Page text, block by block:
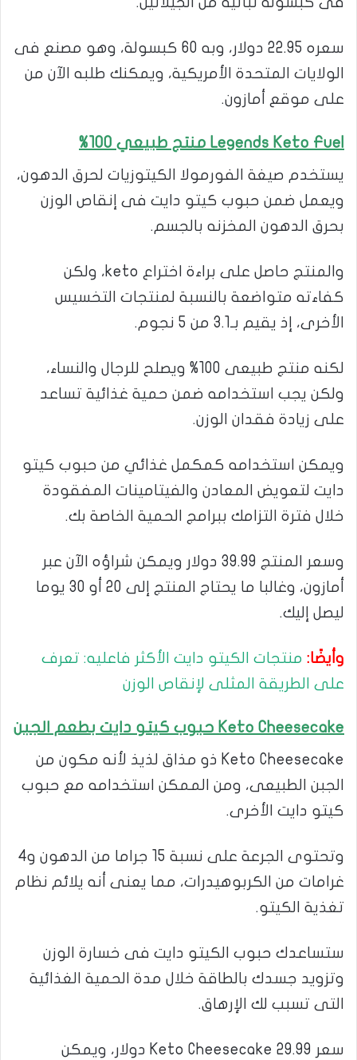
سعره 22.95 دولار، وبه 60 كبسولة، وهو مصنع فى
الولايات المتحدة الأمريكية، ويمكنك طلبه الآن من
على موقع أمازون.
Legends Keto Fuel منتج طبيعي 100%
يستخدم صيغة الفورمولا الكيتوزيات لحرق الدهون،
ويعمل ضمن حبوب كيتو دايت فى إنقاص الوزن
بحرق الدهون المخزنه بالجسم.
والمنتج حاصل على براءة اختراع keto، ولكن
كفاءته متواضعة بالنسبة لمنتجات التخسيس
الأخرى، إذ يقيم بـ3.1 من 5 نجوم.
لكنه منتج طبيعى 100% ويصلح للرجال والنساء،
ولكن يجب استخدامه ضمن حمية غذائية تساعد
على زيادة فقدان الوزن.
ويمكن استخدامه كمكمل غذائي من حبوب كيتو
دايت لتعويض المعادن والفيتامينات المفقودة
خلال فترة التزامك ببرامج الحمية الخاصة بك.
وسعر المنتج 39.99 دولار ويمكن شراؤه الآن عبر
أمازون، وغالبا ما يحتاج المنتج إلى 20 أو 30 يوما
ليصل إليك.
وأيضًا: منتجات الكيتو دايت الأكثر فاعليه: تعرف
على الطريقة المثلى لإنقاص الوزن
Keto Cheesecake حبوب كيتو دايت بطعم الجبن
Keto Cheesecake ذو مذاق لذيذ لأنه مكون من
الجبن الطبيعى، ومن الممكن استخدامه مع حبوب
كيتو دايت الأخرى.
وتحتوى الجرعة على نسبة 15 جراما من الدهون و4
غرامات من الكربوهيدرات، مما يعنى أنه يلائم نظام
تغذية الكيتو.
ستساعدك حبوب الكيتو دايت فى خسارة الوزن
وتزويد جسدك بالطاقة خلال مدة الحمية الغذائية
التى تسبب لك الإرهاق.
سعر Keto Cheesecake 29.99 دولار، ويمكن